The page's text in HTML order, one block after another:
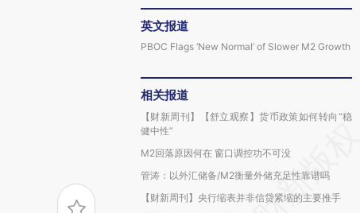
英文报道
PBOC Flags ‘New Normal’ of Slower M2 Growth
相关报道
【财新周刊】【舒立观察】货币政策如何转向“稳
健中性”
M2回落原因何在 窗口调控功不可没
管涛：以外汇储备/M2衡量外储充足性靠谱吗
【财新周刊】央行缩表并非信贷紧缩的主要推手